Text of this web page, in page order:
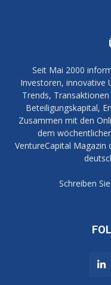
Seit Mai 2000
Investoren, innovative
Trends,
Beteiligungskapital,
Zusammen mit den
dem
VentureCapital Magazin
Schreiben